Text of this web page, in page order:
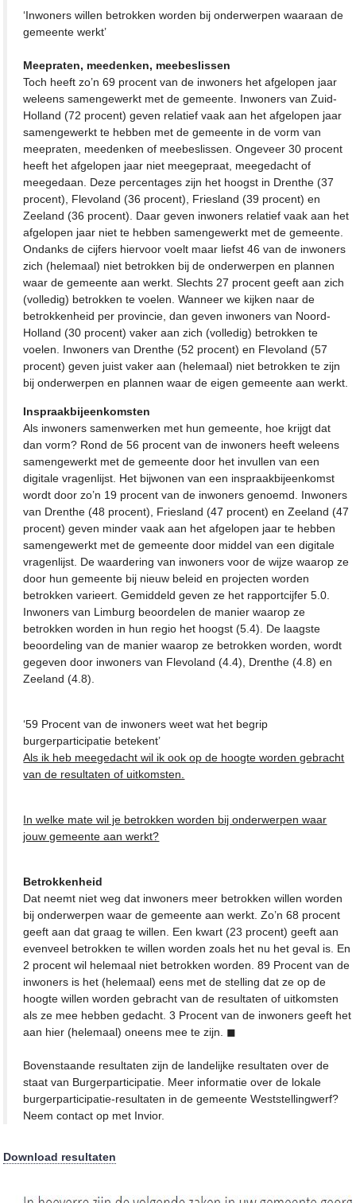
‘Inwoners willen betrokken worden bij onderwerpen waaraan de
gemeente werkt’
Meepraten, meedenken, meebeslissen
Toch heeft zo’n 69 procent van de inwoners het afgelopen jaar
weleens samengewerkt met de gemeente. Inwoners van Zuid-
Holland (72 procent) geven relatief vaak aan het afgelopen jaar
samengewerkt te hebben met de gemeente in de vorm van
meepraten, meedenken of meebeslissen. Ongeveer 30 procent
heeft het afgelopen jaar niet meegepraat, meegedacht of
meegedaan. Deze percentages zijn het hoogst in Drenthe (37
procent), Flevoland (36 procent), Friesland (39 procent) en
Zeeland (36 procent). Daar geven inwoners relatief vaak aan het
afgelopen jaar niet te hebben samengewerkt met de gemeente.
Ondanks de cijfers hiervoor voelt maar liefst 46 van de inwoners
zich (helemaal) niet betrokken bij de onderwerpen en plannen
waar de gemeente aan werkt. Slechts 27 procent geeft aan zich
(volledig) betrokken te voelen. Wanneer we kijken naar de
betrokkenheid per provincie, dan geven inwoners van Noord-
Holland (30 procent) vaker aan zich (volledig) betrokken te
voelen. Inwoners van Drenthe (52 procent) en Flevoland (57
procent) geven juist vaker aan (helemaal) niet betrokken te zijn
bij onderwerpen en plannen waar de eigen gemeente aan werkt.
Inspraakbijeenkomsten
Als inwoners samenwerken met hun gemeente, hoe krijgt dat
dan vorm? Rond de 56 procent van de inwoners heeft weleens
samengewerkt met de gemeente door het invullen van een
digitale vragenlijst. Het bijwonen van een inspraakbijeenkomst
wordt door zo’n 19 procent van de inwoners genoemd. Inwoners
van Drenthe (48 procent), Friesland (47 procent) en Zeeland (47
procent) geven minder vaak aan het afgelopen jaar te hebben
samengewerkt met de gemeente door middel van een digitale
vragenlijst. De waardering van inwoners voor de wijze waarop ze
door hun gemeente bij nieuw beleid en projecten worden
betrokken varieert. Gemiddeld geven ze het rapportcijfer 5.0.
Inwoners van Limburg beoordelen de manier waarop ze
betrokken worden in hun regio het hoogst (5.4). De laagste
beoordeling van de manier waarop ze betrokken worden, wordt
gegeven door inwoners van Flevoland (4.4), Drenthe (4.8) en
Zeeland (4.8).
‘59 Procent van de inwoners weet wat het begrip
burgerparticipatie betekent’
Als ik heb meegedacht wil ik ook op de hoogte worden gebracht
van de resultaten of uitkomsten.
In welke mate wil je betrokken worden bij onderwerpen waar
jouw gemeente aan werkt?
Betrokkenheid
Dat neemt niet weg dat inwoners meer betrokken willen worden
bij onderwerpen waar de gemeente aan werkt. Zo’n 68 procent
geeft aan dat graag te willen. Een kwart (23 procent) geeft aan
evenveel betrokken te willen worden zoals het nu het geval is. En
2 procent wil helemaal niet betrokken worden. 89 Procent van de
inwoners is het (helemaal) eens met de stelling dat ze op de
hoogte willen worden gebracht van de resultaten of uitkomsten
als ze mee hebben gedacht. 3 Procent van de inwoners geeft het
aan hier (helemaal) oneens mee te zijn. ◼
Bovenstaande resultaten zijn de landelijke resultaten over de
staat van Burgerparticipatie. Meer informatie over de lokale
burgerparticipatie-resultaten in de gemeente Weststellingwerf?
Neem contact op met Invior.
Download resultaten